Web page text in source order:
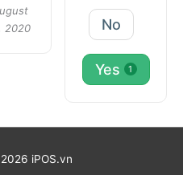
2020
No
Yes 1
iPOS.vn